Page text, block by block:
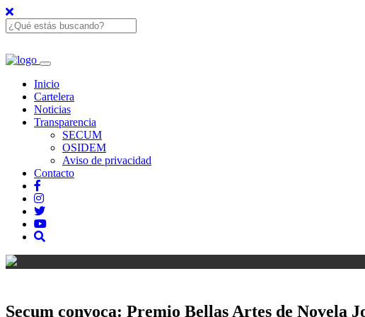
Inicio
Cartelera
Noticias
Transparencia
SECUM
OSIDEM
Aviso de privacidad
Contacto
Secum convoca: Premio Bellas Artes de Novela